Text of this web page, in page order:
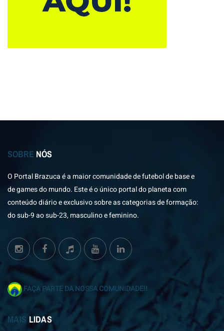
SOBRE NÓS
O Portal Brazuca é a maior comunidade de futebol de base e
de games do mundo. Este é o único portal do planeta com
conteúdo diário e exclusivo sobre as categorias de formação:
do sub-9 ao sub-23, masculino e feminino.
FAÇA PARTE DA NOSSA COMUNIDADE!!
MAIS LIDAS